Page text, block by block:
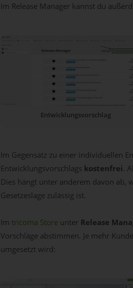
Im Release Manager kannst du
Entwicklungsvorschlag
Im Gegensatz zu einer individuellen
Entwicklungsvorschlags kostenfrei .
Dies hängt unter anderem davon ab,
Gesetzeslage zulässig ist.
Imtricoma Store unter Release
Vorschläge abstimmen. Je mehr
umgesetzt wird: